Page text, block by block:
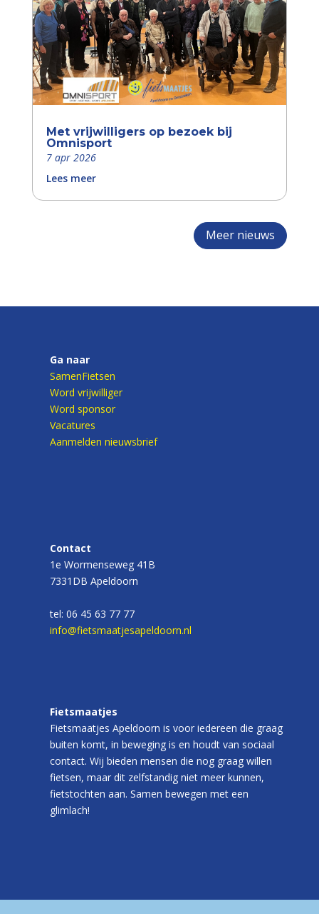
Met vrijwilligers op bezoek bij
Omnisport
7 apr 2026
Lees meer
Meer nieuws
Ga naar
SamenFietsen
Word vrijwilliger
Word sponsor
Vacatures
Aanmelden nieuwsbrief
Contact
1e Wormenseweg 41B
7331DB Apeldoorn
tel: 06 45 63 77 77
info@fietsmaatjesapeldoorn.nl
Fietsmaatjes
Fietsmaatjes Apeldoorn is voor iedereen die graag
buiten komt, in beweging is en houdt van sociaal
contact. Wij bieden mensen die nog graag willen
fietsen, maar dit zelfstandig niet meer kunnen,
fietstochten aan. Samen bewegen met een
glimlach!